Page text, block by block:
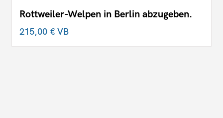
Rottweiler-Welpen in Berlin abzugeben.
215,00 €VB